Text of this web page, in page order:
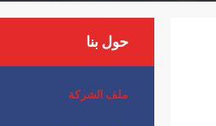
حول بنا
ملف الشركة